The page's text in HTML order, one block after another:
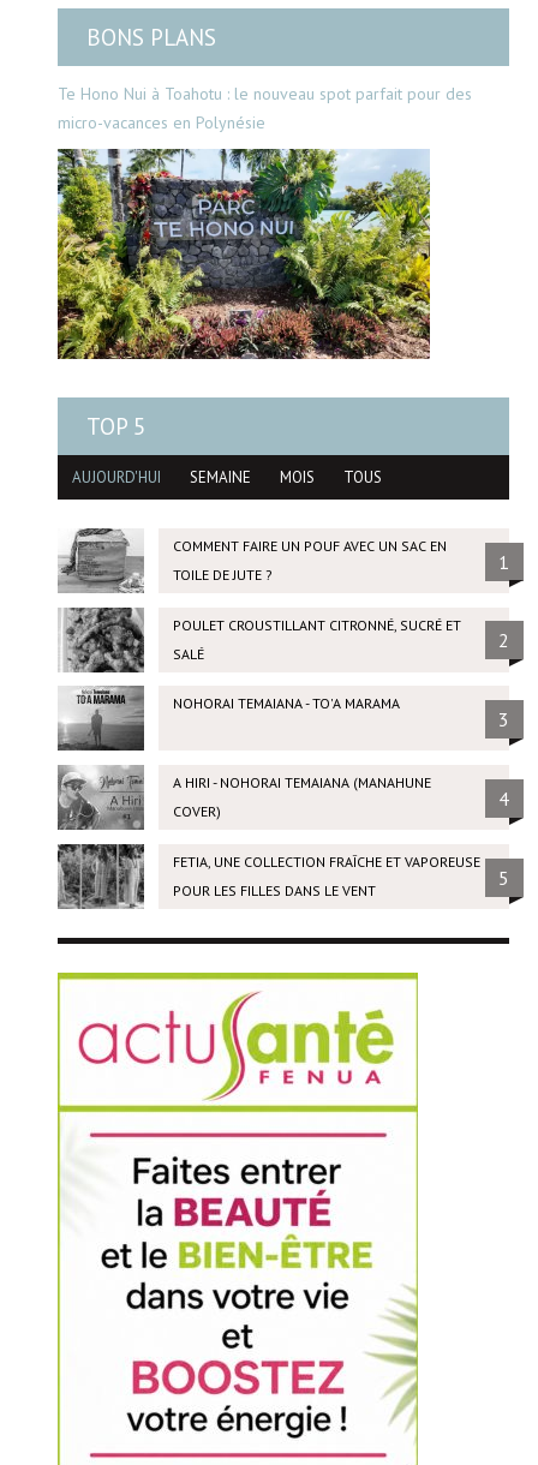
BONS PLANS
Te Hono Nui à Toahotu : le nouveau spot parfait pour des
micro-vacances en Polynésie
TOP 5
AUJOURD'HUI SEMAINE MOIS TOUS
COMMENT FAIRE UN POUF AVEC UN SAC EN
TOILE DE JUTE ?
1
POULET CROUSTILLANT CITRONNÉ, SUCRÉ ET
SALÉ
2
NOHORAI TEMAIANA - TO'A MARAMA
3
A HIRI - NOHORAI TEMAIANA (MANAHUNE
COVER)
4
FETIA, UNE COLLECTION FRAÎCHE ET VAPOREUSE
POUR LES FILLES DANS LE VENT
5